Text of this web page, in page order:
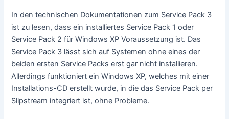
In den technischen Dokumentationen zum Service Pack 3
ist zu lesen, dass ein installiertes Service Pack 1 oder
Service Pack 2 für Windows XP Voraussetzung ist. Das
Service Pack 3 lässt sich auf Systemen ohne eines der
beiden ersten Service Packs erst gar nicht installieren.
Allerdings funktioniert ein Windows XP, welches mit einer
Installations-CD erstellt wurde, in die das Service Pack per
Slipstream integriert ist, ohne Probleme.